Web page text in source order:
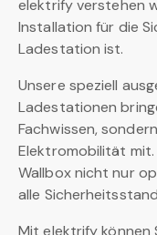
elektrify verstehen
Installation für die
Ladestation ist.
Unsere speziell
Ladestationen
Fachwissen,
Elektromobilität mit.
Wallbox nicht nur
alle